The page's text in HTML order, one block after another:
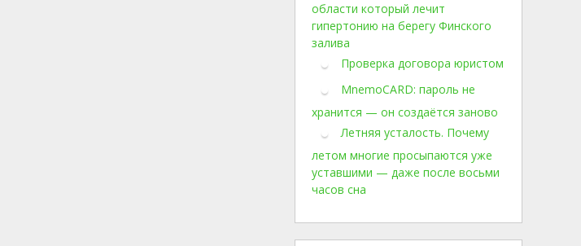
области который лечит
гипертонию на берегу Финского
залива
Проверка договора юристом
MnemoCARD: пароль не
хранится — он создаётся заново
Летняя усталость. Почему
летом многие просыпаются уже
уставшими — даже после восьми
часов сна